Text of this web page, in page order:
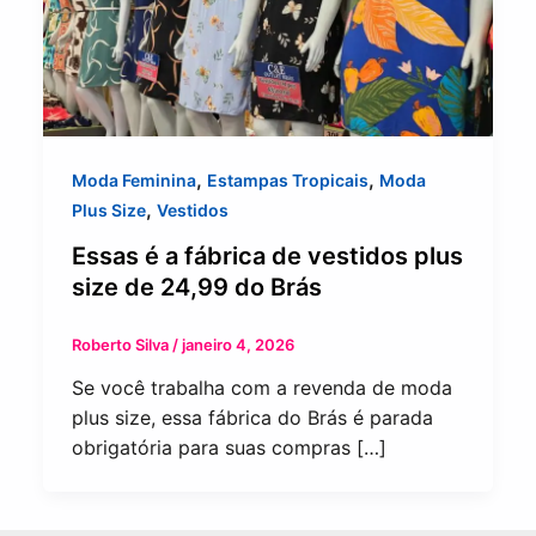
Moda Feminina, Estampas Tropicais, Moda
Plus Size, Vestidos
Essas é a fábrica de vestidos plus
size de 24,99 do Brás
Roberto Silva /janeiro 4, 2026
Se você trabalha com a revenda de moda
plus size, essa fábrica do Brás é parada
obrigatória para suas compras […]